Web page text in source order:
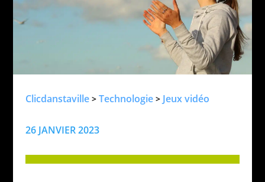
Clicdanstaville> Technologie> Jeux vidéo
26 JANVIER 2023